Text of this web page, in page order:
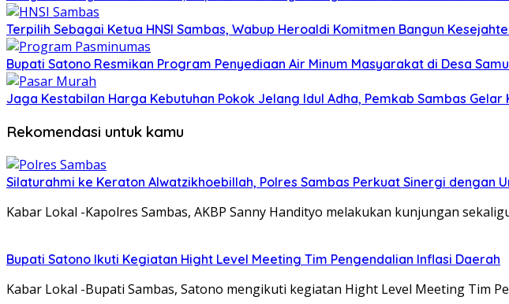
Terpilih Sebagai Ketua HNSI Sambas, Wabup Heroaldi Komitmen Bangun
Bupati Satono Resmikan Program Penyediaan Air Minum Masyarakat di Desa
Jaga Kestabilan Harga Kebutuhan Pokok Jelang Idul Adha, Pemkab Sambas Gelar
Rekomendasi untuk kamu
Silaturahmi ke Keraton Alwatzikhoebillah, Polres Sambas Perkuat Sinergi dengan
Kabar Lokal -Kapolres Sambas, AKBP Sanny Handityo melakukan kunjungan
Bupati Satono Ikuti Kegiatan Hight Level Meeting Tim Pengendalian Inflasi Daerah
Kabar Lokal -Bupati Sambas, Satono mengikuti kegiatan Hight Level Meeting Tim